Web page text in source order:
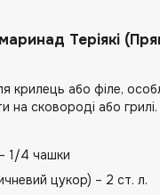
Теріякі
крилець або філе,
на сковороді або грилі.
1/4 чашки
цукор) – 2 ст. л.